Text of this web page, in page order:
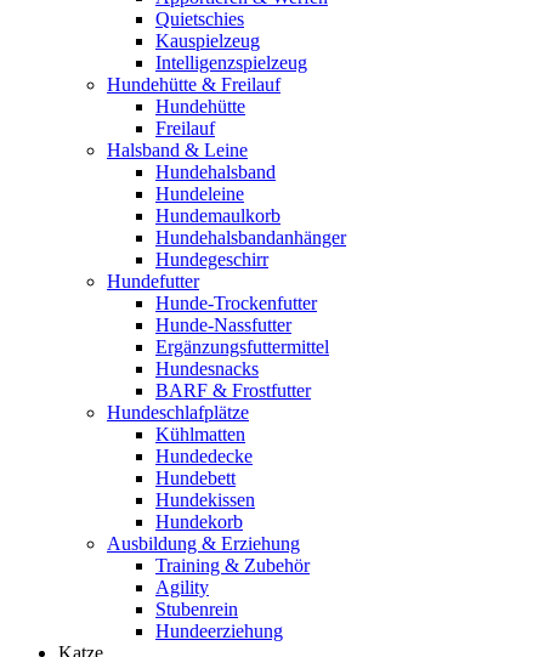
Quietschies
Kauspielzeug
Intelligenzspielzeug
Hundehütte & Freilauf
Hundehütte
Freilauf
Halsband & Leine
Hundehalsband
Hundeleine
Hundemaulkorb
Hundehalsbandanhänger
Hundegeschirr
Hundefutter
Hunde-Trockenfutter
Hunde-Nassfutter
Ergänzungsfuttermittel
Hundesnacks
BARF & Frostfutter
Hundeschlafplätze
Kühlmatten
Hundedecke
Hundebett
Hundekissen
Hundekorb
Ausbildung & Erziehung
Training & Zubehör
Agility
Stubenrein
Hundeerziehung
Katze